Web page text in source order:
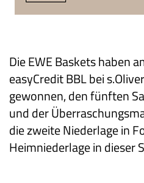
Die EWE Baskets haben
easyCredit BBL bei
gewonnen, den fünften
und der
die zweite Niederlage in
Heimniederlage in dieser